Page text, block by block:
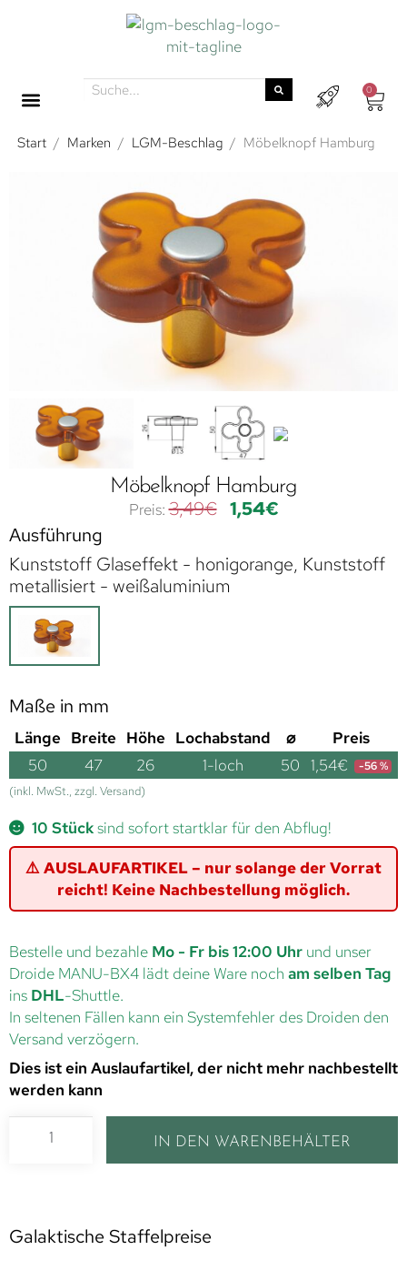
0
Start / Marken / LGM-Beschlag / Möbelknopf Hamburg
Möbelknopf Hamburg
3,49€ 1,54€
Ausführung
Kunststoff Glaseffekt - honigorange, Kunststoff
metallisiert - weißaluminium
Maße in mm
Länge Breite Höhe Lochabstand ⌀
Preis
50
47 26 1-loch 50 1,54€ -56 %
(inkl. MwSt., zzgl. Versand)
10 Stücksind sofort startklar für den Abflug!
⚠️ AUSLAUFARTIKEL – nur solange der Vorrat
reicht! Keine Nachbestellung möglich.
Bestelle und bezahle Mo - Fr bis 12:00 Uhr und unser
Droide MANU-BX4 lädt deine Ware noch am selben Tag
ins DHL-Shuttle.
In seltenen Fällen kann ein Systemfehler des Droiden den
Versand verzögern.
Dies ist ein Auslaufartikel, der nicht mehr nachbestellt
werden kann
IN DEN WARENBEHÄLTER
Galaktische Staffelpreise